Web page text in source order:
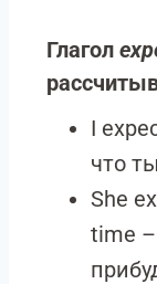
Глагол
I
что
She
time